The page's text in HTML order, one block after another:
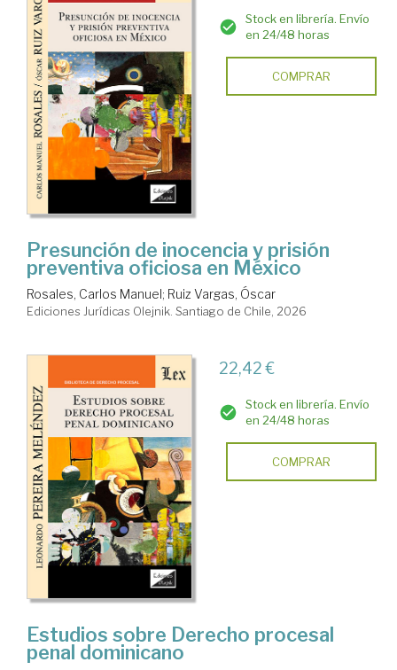
Stock en librería. Envío
en 24/48 horas
COMPRAR
Presunción de inocencia y prisión
preventiva oficiosa en México
Rosales, Carlos Manuel; Ruiz Vargas, Óscar
Ediciones Jurídicas Olejnik. Santiago de Chile, 2026
22,42 €
Stock en librería. Envío
en 24/48 horas
COMPRAR
Estudios sobre Derecho procesal
penal dominicano